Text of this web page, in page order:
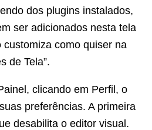
dos plugins instalados,
ser adicionados nesta tela
customiza como quiser na
de Tela”.
clicando em Perfil, o
preferências. A primeira
desabilita o editor visual.